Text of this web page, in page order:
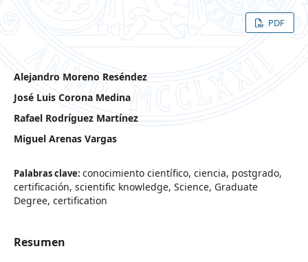
PDF
Alejandro Moreno Reséndez
José Luis Corona Medina
Rafael Rodríguez Martínez
Miguel Arenas Vargas
Palabras clave: conocimiento científico, ciencia, postgrado,
certificación, scientific knowledge, Science, Graduate
Degree, certification
Resumen